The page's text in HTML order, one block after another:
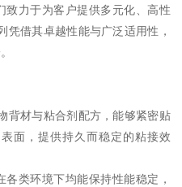
致力于为客户提供多元化、高性
凭借其卓越性能与广泛适用性，
背材与粘合剂配方，能够紧密贴
面，提供持久而稳定的粘接效
类环境下均能保持性能稳定，